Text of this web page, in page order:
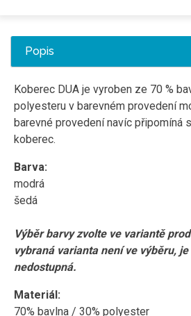
Popis
Koberec DUA je vyroben ze 70 %
polyesteru v barevném provedení
barevné provedení navíc připomíná
koberec.
Barva:
modrá
šedá
Výběr barvy zvolte ve variantě
vybraná varianta není ve výběru,
nedostupná.
Materiál:
70% bavlna / 30% polyester